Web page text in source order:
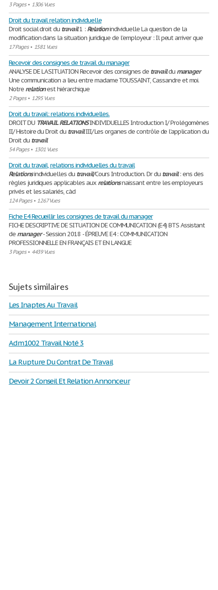
3 Pages• 1306 Vues
Droit du travail relation individuelle
Droit social droit dutravail1 : Relationindividuelle La question de la
modification dans la situation juridique de l’employeur : Il peut arriver que
17 Pages• 1581 Vues
Recevoir des consignes de travail du manager
ANALYSE DE LA SITUATION Recevoir des consignes de travaildumanager
Une communication a lieu entre madame TOUSSAINT, Cassandre et moi.
Notre relationest hiérarchique
2 Pages• 1295 Vues
Droit du travail: relations individuelles.
DROIT DU TRAVAIL RELATIONSINDIVIDUELLES Introduction I/ Prolégomènes
II/ Histoire du Droit dutravailIII/ Les organes de contrôle de l’application du
Droit dutravail
54 Pages• 1301 Vues
Droit du travail, relations individuelles du travail
Relationsindividuelles dutravail/Cours Introduction. Dr dutravail: ens des
règles juridiques applicables aux relationsnaissant entre les employeurs
privés et les salariés, càd
124 Pages• 1267 Vues
Fiche E4 Recueillir les consignes de travail du manager
FICHE DESCRIPTIVE DE SITUATION DE COMMUNICATION (E4) BTS Assistant
de manager- Session 2018 - ÉPREUVE E4 : COMMUNICATION
PROFESSIONNELLE EN FRANÇAIS ET EN LANGUE
3 Pages• 4439 Vues
Sujets similaires
Les Inaptes Au Travail
Management International
Adm1002 Travail Noté 3
La Rupture Du Contrat De Travail
Devoir 2 Conseil Et Relation Annonceur